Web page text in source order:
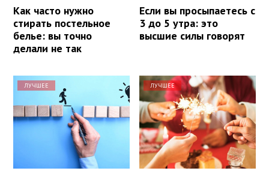
Как часто нужно
стирать постельное
белье: вы точно
делали не так
Если вы просыпаетесь с
3 до 5 утра: это
высшие силы говорят
ЛУЧШЕЕ ЛУЧШЕЕ